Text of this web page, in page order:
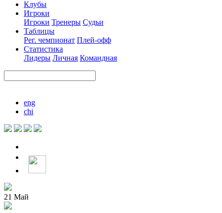
Клубы
Игроки
Игроки Тренеры Судьи
Таблицы
Рег. чемпионат Плей-офф
Статистика
Лидеры Личная Командная
eng
chi
21 Май